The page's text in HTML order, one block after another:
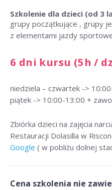
Szkolenie dla dzieci (od 3
grupy początkujące , grupy
z elementami jazdy
6 dni kursu (5h /
niedziela – czwartek ->
piątek -> 10:00-13:00 +
Zbiórka dzieci na zajęcia
Restauracji Dolasilla w
Google ( w pobliżu dolnej
Cena szkolenia nie